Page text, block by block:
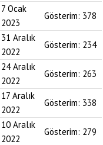
7 Ocak
2023
Gösterim: 378
31 Aralık
2022
Gösterim: 234
24 Aralık
2022
Gösterim: 263
17 Aralık
2022
Gösterim: 338
10 Aralık
2022
Gösterim: 279